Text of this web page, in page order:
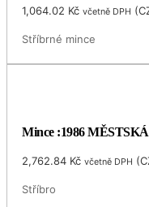
1,064.02 Kč včetně DPH (
Stříbrné mince
Mince :1986
2,762.84 Kč včetně DPH (
Stříbro